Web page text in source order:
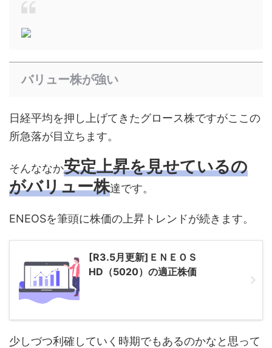
バリュー株が強い
日経平均を押し上げてきたグロース株ですがここの
所急落が目立ちます。
そんななか安定上昇を見せているの
がバリュー株達です。
ENEOSを筆頭に株価の上昇トレンドが続きます。
[R3.5月更新]ＥＮＥＯＳ
HD（5020）の適正株価
少しづつ利確していく時期でもあるのかなと思って